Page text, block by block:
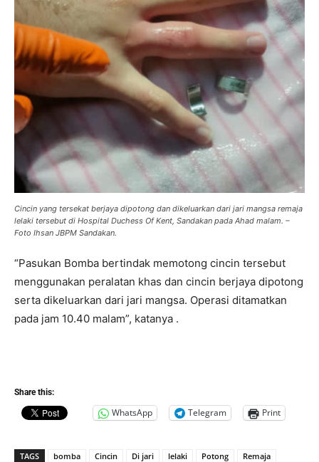
Cincin yang tersekat berjaya dipotong dan dikeluarkan dari jari mangsa remaja
lelaki tersebut di Hospital Duchess Of Kent, Sandakan pada Ahad malam. –
Foto Ihsan JBPM Sandakan.
“Pasukan Bomba bertindak memotong cincin tersebut
menggunakan peralatan khas dan cincin berjaya dipotong
serta dikeluarkan dari jari mangsa. Operasi ditamatkan
pada jam 10.40 malam”, katanya .
Share this:
WhatsApp Telegram Print
TAGS bomba Cincin Di jari lelaki Potong
Remaja